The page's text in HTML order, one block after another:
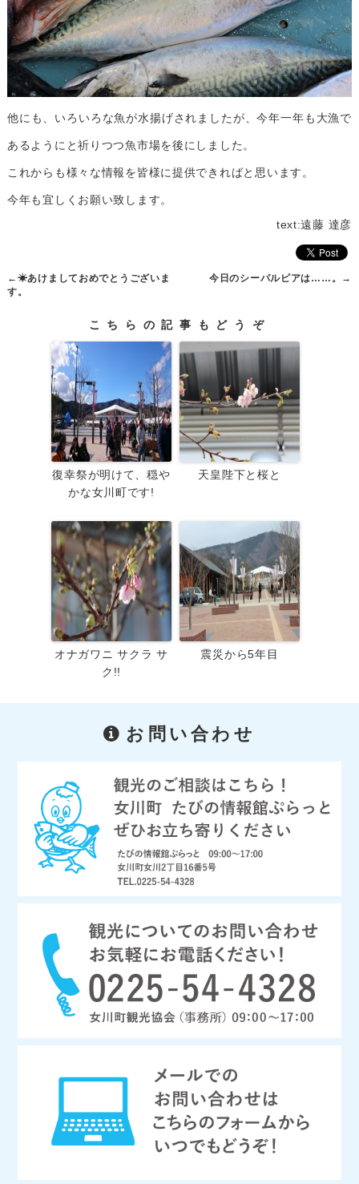
他にも、いろいろな魚が水揚げされましたが、今年一年も大漁で
あるようにと祈りつつ魚市場を後にしました。
これからも様々な情報を皆様に提供できればと思います。
今年も宜しくお願い致します。
text:遠藤 達彦
← ☀あけましておめでとうございま
す。
今日のシーパルピアは……。 →
こちらの記事もどうぞ
復幸祭が明けて、穏や
かな女川町です!
天皇陛下と桜と
オナガワニ サクラ サ
ク!!
震災から5年目
お問い合わせ